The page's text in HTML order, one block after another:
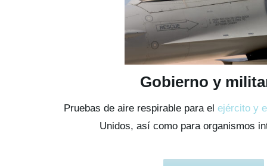
Gobierno y
Pruebas de aire respirable para elejército y
Unidos, así como para organismos